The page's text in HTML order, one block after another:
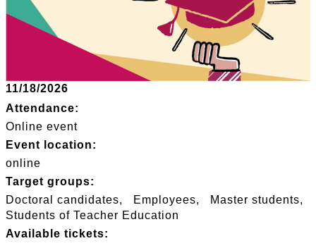
11/18/2026
Attendance:
Online event
Event location:
online
Target groups:
Doctoral candidates
Employees
Master students
Students of Teacher Education
Available tickets: